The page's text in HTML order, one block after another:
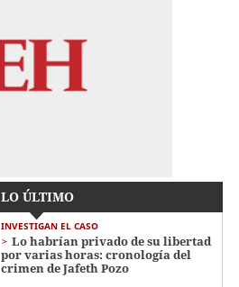
LO ÚLTIMO
INVESTIGAN EL CASO
Lo habrían privado de su libertad
por varias horas: cronología del
crimen de Jafeth Pozo